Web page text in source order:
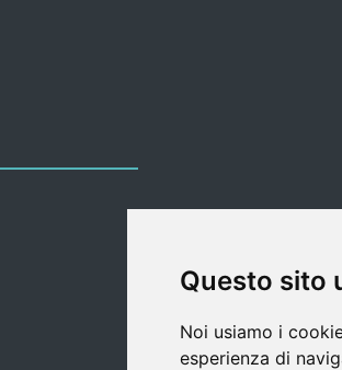
Questo sito
Noi usiamo i
esperienza di